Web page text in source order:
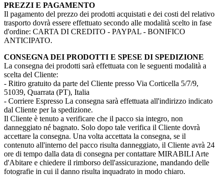
PREZZI E PAGAMENTO
Il pagamento del prezzo dei prodotti acquistati e dei costi del relativo
trasporto dovrà essere effettuato secondo alle modalità scelto in fase
d'ordine: CARTA DI CREDITO - PAYPAL - BONIFICO
ANTICIPATO.
CONSEGNA DEI PRODOTTI E SPESE DI SPEDIZIONE
La consegna dei prodotti sarà effettuata con le seguenti modalità a
scelta del Cliente:
- Ritiro gratuito da parte del Cliente presso Via Corticella 5/7/9,
51039, Quarrata (PT), Italia
- Corriere Espresso La consegna sarà effettuata all'indirizzo indicato
dal Cliente per la spedizione.
Il Cliente è tenuto a verificare che il pacco sia integro, non
danneggiato né bagnato. Solo dopo tale verifica il Cliente dovrà
accettare la consegna. Una volta accettata la consegna, se il
contenuto all'interno del pacco risulta danneggiato, il Cliente avrà 24
ore di tempo dalla data di consegna per contattare MIRABILI Arte
d'Abitare e chiedere il rimborso dell'assicurazione, mandando delle
fotografie in cui il danno risulta inquadrato in modo chiaro.